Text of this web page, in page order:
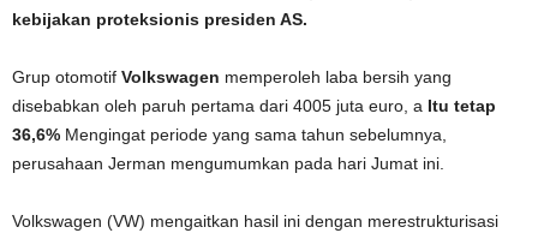
kebijakan proteksionis presiden AS.
Grup otomotif Volkswagen memperoleh laba bersih yang
disebabkan oleh paruh pertama dari 4005 juta euro, a Itu tetap
36,6% Mengingat periode yang sama tahun sebelumnya,
perusahaan Jerman mengumumkan pada hari Jumat ini.
Volkswagen (VW) mengaitkan hasil ini dengan merestrukturisasi